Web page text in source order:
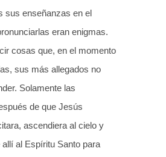
sus enseñanzas en el
eran enigmas.
cosas que, en el momento
sus más allegados no
Solamente las
de que Jesús
ascendiera al cielo y
al Espíritu Santo para